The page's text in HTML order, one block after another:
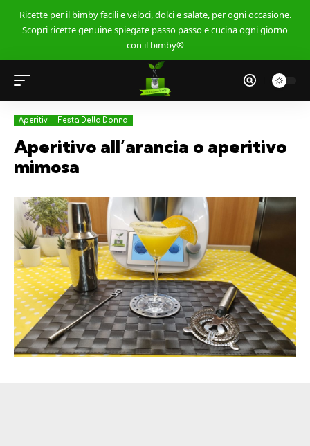
Ricette per il bimby facili e veloci, dolci e salate, per ogni occasione.
Scopri ricette genuine spiegate passo passo e cucina ogni giorno
con il bimby®
Aperitivi Festa Della Donna
Aperitivo all’arancia o aperitivo
mimosa